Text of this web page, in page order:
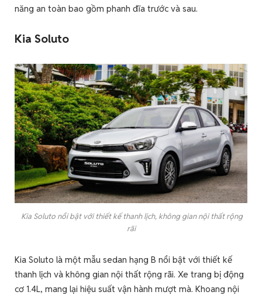
năng an toàn bao gồm phanh đĩa trước và sau.
Kia Soluto
Kia Soluto nổi bật với thiết kế thanh lịch, không gian nội thất rộng
rãi
Kia Soluto là một mẫu sedan hạng B nổi bật với thiết kế
thanh lịch và không gian nội thất rộng rãi. Xe trang bị động
cơ 1.4L, mang lại hiệu suất vận hành mượt mà. Khoang nội